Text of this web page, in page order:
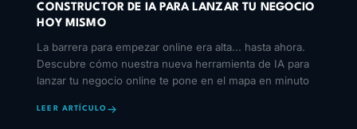
CONSTRUCTOR DE IA PARA LANZAR TU NEGOCIO
HOY MISMO
La barrera para empezar online era alta... hasta ahora.
Descubre cómo nuestra nueva herramienta de IA para
lanzar tu negocio online te pone en el mapa en minuto
LEER ARTÍCULO